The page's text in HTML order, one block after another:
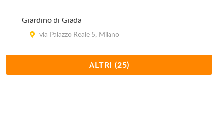
Giardino di Giada
via Palazzo Reale 5, Milano
via Giovanni Schiapparelli 5, Milano
ALTRI (25)